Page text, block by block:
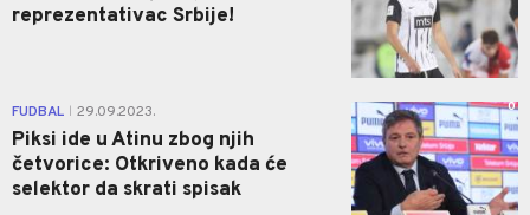
reprezentativac Srbije!
FUDBAL 29.09.2023.
Piksi ide u Atinu zbog njih
četvorice: Otkriveno kada će
selektor da skrati spisak
0